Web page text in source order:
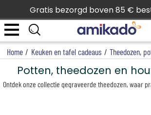
Gratis bezorgd boven 85 €
Home / Keuken en tafel cadeaus / Theedozen,
Potten, theedozen en